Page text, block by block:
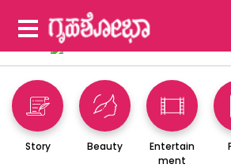
Story Beauty
Entertain
ment